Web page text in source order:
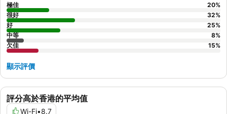
評分高於香港的平均值
Wi-Fi•8.7
極佳 20%
很好
32%
好
25%
中等
8%
欠佳
15%
顯示評價